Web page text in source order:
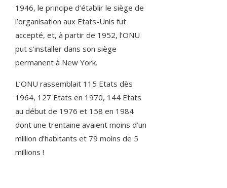
1946, le principe d’établir le siège de
l’organisation aux Etats-Unis fut
accepté, et, à partir de 1952, l’ONU
put s’installer dans son siège
permanent à New York.
L’ONU rassemblait 115 Etats dès
1964, 127 Etats en 1970, 144 Etats
au début de 1976 et 158 en 1984
dont une trentaine avaient moins d’un
million d’habitants et 79 moins de 5
millions !